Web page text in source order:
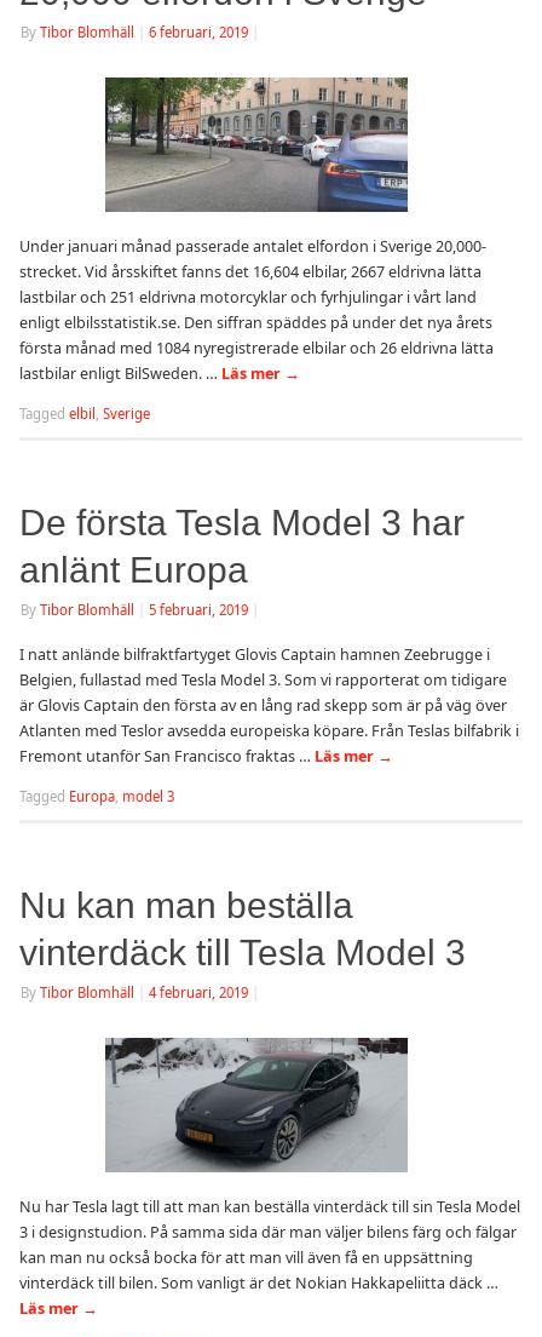
By Tibor Blomhäll 6 februari, 2019
Under januari månad passerade antalet elfordon i Sverige 20,000-
strecket. Vid årsskiftet fanns det 16,604 elbilar, 2667 eldrivna lätta
lastbilar och 251 eldrivna motorcyklar och fyrhjulingar i vårt land
enligt elbilsstatistik.se. Den siffran späddes på under det nya årets
första månad med 1084 nyregistrerade elbilar och 26 eldrivna lätta
lastbilar enligt BilSweden. … Läs mer →
Tagged elbil Sverige
De första Tesla Model 3 har
anlänt Europa
By Tibor Blomhäll 5 februari, 2019
I natt anlände bilfraktfartyget Glovis Captain hamnen Zeebrugge i
Belgien, fullastad med Tesla Model 3. Som vi rapporterat om tidigare
är Glovis Captain den första av en lång rad skepp som är på väg över
Atlanten med Teslor avsedda europeiska köpare. Från Teslas bilfabrik i
Fremont utanför San Francisco fraktas … Läs mer →
Tagged Europa model 3
Nu kan man beställa
vinterdäck till Tesla Model 3
By Tibor Blomhäll 4 februari, 2019
Nu har Tesla lagt till att man kan beställa vinterdäck till sin Tesla Model
3 i designstudion. På samma sida där man väljer bilens färg och fälgar
kan man nu också bocka för att man vill även få en uppsättning
vinterdäck till bilen. Som vanligt är det Nokian Hakkapeliitta däck …
Läs mer →